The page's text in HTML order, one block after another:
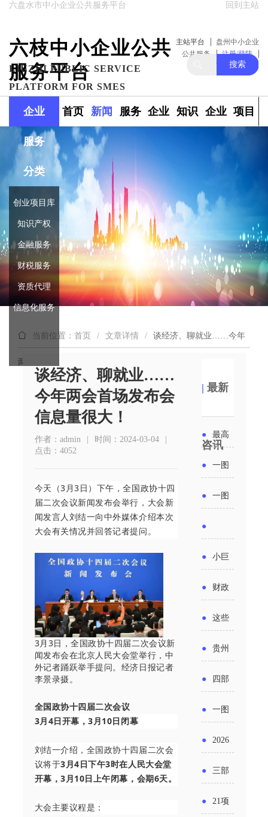
回到主站
六盘水市中小企业公共服务平台
六枝中小企业公共
服务平台
LIUZHI PUBLIC SERVICE
PLATFORM FOR SMES
主站平台
盘州中小企业
公共服务
注册/登陆
关注我们
搜索
企业
服务
分类
创业项目库
知识产权
金融服务
财税服务
资质代理
信息化服务
首页 新闻
政策
服务 企业 知识 企业
库
项目
当前位置：首页 / 文章详情 / 谈经济、聊就业……今年
两会首场发布会信息量很大！
谈经济、聊就业……
今年两会首场发布会
信息量很大！
作者：admin | 时间：2024-03-04
|
点击：4052
今天（3月3日）下午，全国政协十四
届二次会议新闻发布会举行，大会新
闻发言人刘结一向中外媒体介绍本次
大会有关情况并回答记者提问。
3月3日，全国政协十四届二次会议新
闻发布会在北京人民大会堂举行，中
外记者踊跃举手提问。经济日报记者
李景录摄。
全国政协十四届二次会议
3月4日开幕，3月10日闭幕
刘结一介绍，全国政协十四届二次会
议将于3月4日下午3时在人民大会堂
开幕，3月10日上午闭幕，会期6天。
大会主要议程是：
|最新
咨讯
● 最高
元！贵
州开展
2026年
轮汽车
销活动
● 一图
省科技
成果转
化中试
报工作
● 一图
出台酒
类新规
酒企出
点关注
●
小企业
发展环
境评估
发布
解）
● 小巨
了？工
信部准
备怎么
● 财政
继续实
施专精
特新中
财政奖
● 这些
贷款，
最高可
获1.5%
政贴息
● 贵州
举措激
发各类
经营主
● 四部
求做好
帮扶小
额信贷
● 一图
法及其
实施条
● 2026
金投向
● 三部
● 21项